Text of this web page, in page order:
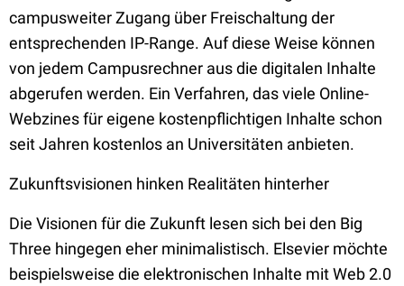
campusweiter Zugang über Freischaltung der
entsprechenden IP-Range. Auf diese Weise können
von jedem Campusrechner aus die digitalen Inhalte
abgerufen werden. Ein Verfahren, das viele Online-
Webzines für eigene kostenpflichtigen Inhalte schon
seit Jahren kostenlos an Universitäten anbieten.
Zukunftsvisionen hinken Realitäten hinterher
Die Visionen für die Zukunft lesen sich bei den Big
Three hingegen eher minimalistisch. Elsevier möchte
beispielsweise die elektronischen Inhalte mit Web 2.0